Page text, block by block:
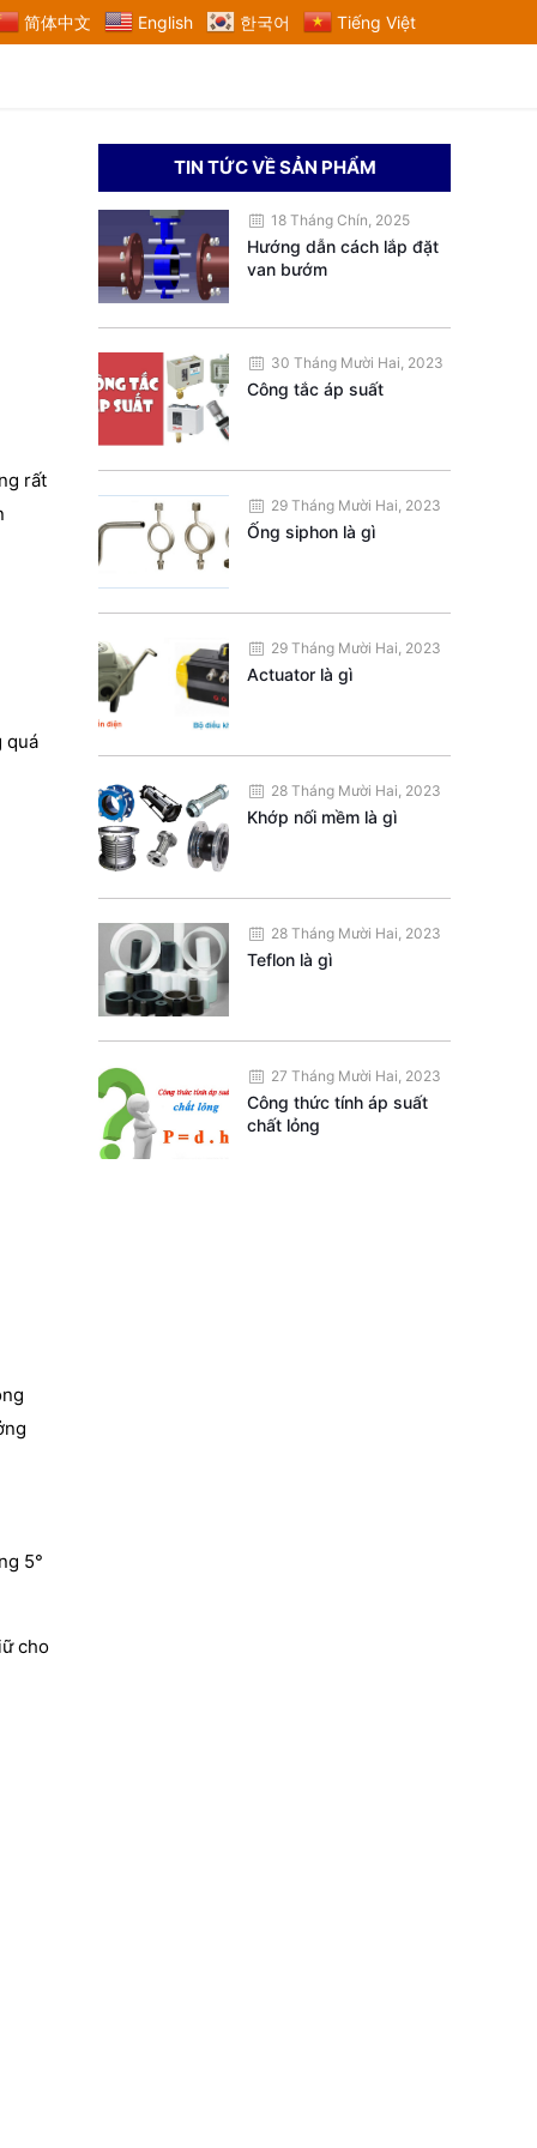
简体中文 English 한국어 Tiếng Việt
rất
quá
5°
cho
TIN TỨC VỀ SẢN PHẨM
18 Tháng Chín, 2025
Hướng dẫn cách lắp đặt
van bướm
30 Tháng Mười Hai, 2023
Công tắc áp suất
29 Tháng Mười Hai, 2023
Ống siphon là gì
29 Tháng Mười Hai, 2023
Actuator là gì
28 Tháng Mười Hai, 2023
Khớp nối mềm là gì
28 Tháng Mười Hai, 2023
Teflon là gì
27 Tháng Mười Hai, 2023
Công thức tính áp suất
chất lỏng